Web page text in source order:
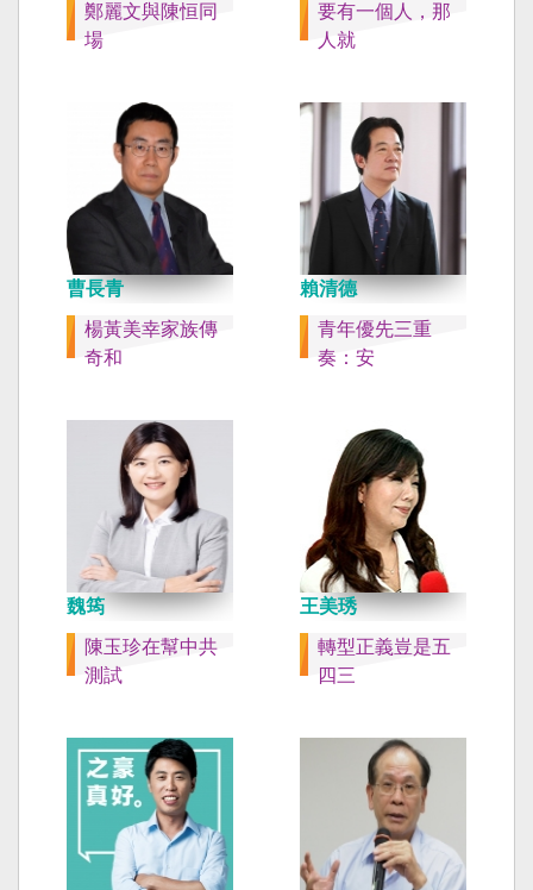
鄭麗文與陳恒同
場
要有一個人，那
人就
曹長青
楊黃美幸家族傳
奇和
賴清德
青年優先三重
奏：安
魏筠
陳玉珍在幫中共
測試
王美琇
轉型正義豈是五
四三